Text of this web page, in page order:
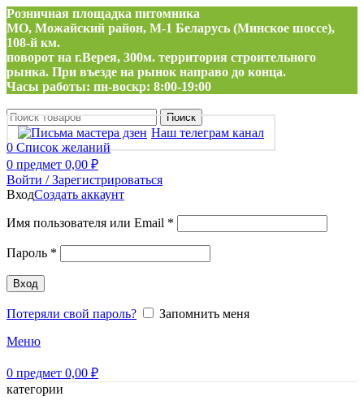
Розничная площадка питомника
МО, Можайский район, М-1 Беларусь (Минское шоссе),
108-й км.
поворот на г.Верея, 300м. территория строительного
рынка. При въезде на рынок направо до конца.
Часы работы: пн-воскр: 8:00-19:00
Поиск
Наш телеграм канал
0 Список желаний
0 предмет 0,00 ₽
Войти / Зарегистрироваться
ВходСоздать аккаунт
Имя пользователя или Email *
Пароль *
Вход
Потеряли свой пароль?
Запомнить меня
Меню
0 предмет 0,00 ₽
категории